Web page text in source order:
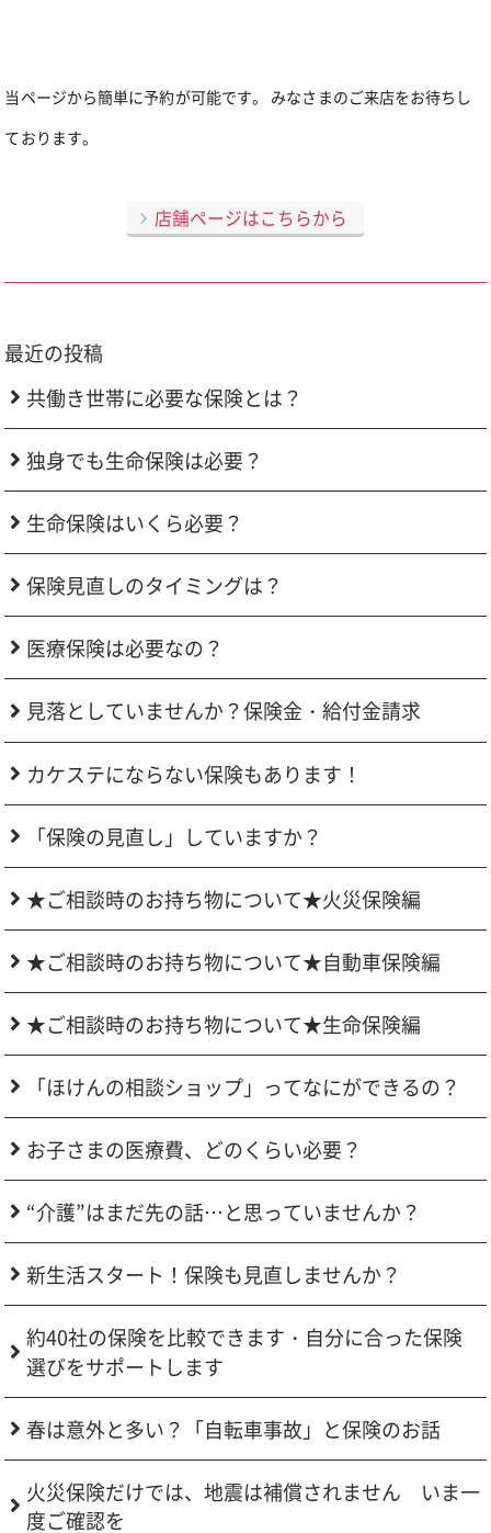
当ページから簡単に予約が可能です。 みなさまのご来店をお待ちし
ております。
店舗ページはこちらから
最近の投稿
共働き世帯に必要な保険とは？
独身でも生命保険は必要？
生命保険はいくら必要？
保険見直しのタイミングは？
医療保険は必要なの？
見落としていませんか？保険金・給付金請求
カケステにならない保険もあります！
「保険の見直し」していますか？
★ご相談時のお持ち物について★火災保険編
★ご相談時のお持ち物について★自動車保険編
★ご相談時のお持ち物について★生命保険編
「ほけんの相談ショップ」ってなにができるの？
お子さまの医療費、どのくらい必要？
“介護”はまだ先の話…と思っていませんか？
新生活スタート！保険も見直しませんか？
約40社の保険を比較できます・自分に合った保険
選びをサポートします
春は意外と多い？「自転車事故」と保険のお話
火災保険だけでは、地震は補償されません いま一
度ご確認を